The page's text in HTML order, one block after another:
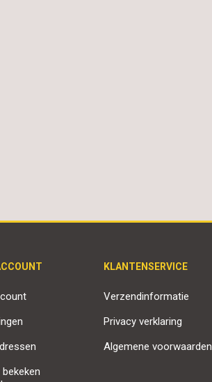
KLANTENSERVICE
Verzendinformatie
Privacy verklaring
Algemene voorwaarden